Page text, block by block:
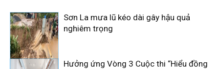
Sơn La mưa lũ kéo dài gây hậu quả
nghiêm trọng
Hưởng ứng Vòng 3 Cuộc thi “Hiểu đồng